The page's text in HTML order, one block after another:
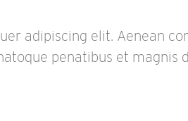
adipiscing elit. Aenean
penatibus et magnis